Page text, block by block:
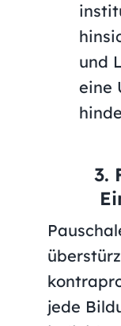
und
eine
3.
jede